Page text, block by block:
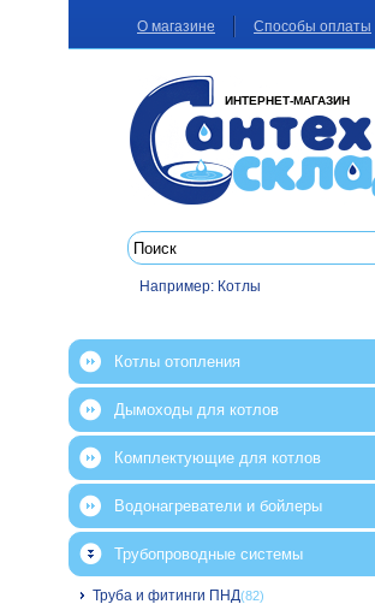
О магазине Способы оплаты
ИНТЕРНЕТ-МАГАЗИН
Например: Котлы
Котлы отопления
Дымоходы для котлов
Комплектующие для котлов
Водонагреватели и бойлеры
Трубопроводные системы
Труба и фитинги ПНД(82)